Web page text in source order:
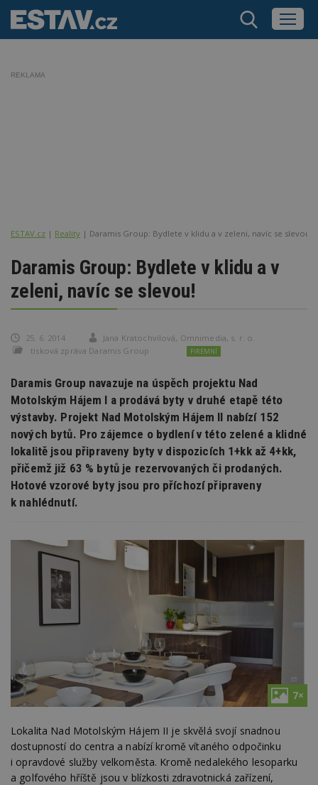
REKLAMA
ESTAV.cz Reality Daramis Group: Bydlete v klidu a v zeleni, navíc se slevou!
Daramis Group: Bydlete v klidu a v
zeleni, navíc se slevou!
25. 6. 2014
Jana Kratochvílová, Omnimedia, s. r. o.
tisková zpráva Daramis Group
FIREMNÍ
Daramis Group navazuje na úspěch projektu Nad
Motolským Hájem I a prodává byty v druhé etapě této
výstavby. Projekt Nad Motolským Hájem II nabízí 152
nových bytů. Pro zájemce o bydlení v této zelené a klidné
lokalitě jsou připraveny byty v dispozicích 1+kk až 4+kk,
přičemž již 63 % bytů je rezervovaných či prodaných.
Hotové vzorové byty jsou pro příchozí připraveny
k nahlédnutí.
7×
Lokalita Nad Motolským Hájem II je skvělá svojí snadnou
dostupností do centra a nabízí kromě vítaného odpočinku
i opravdové služby velkoměsta. Kromě nedalekého lesoparku
a golfového hříště jsou v blízkosti zdravotnická zařízení,